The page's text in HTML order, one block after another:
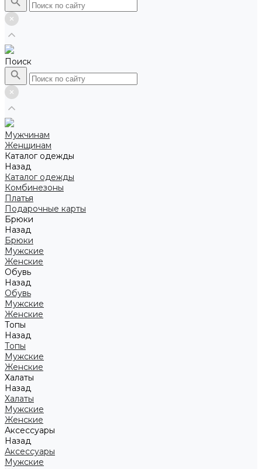
Поиск
Мужчинам
Женщинам
Каталог одежды
Назад
Каталог одежды
Комбинезоны
Платья
Подарочные карты
Брюки
Назад
Брюки
Мужские
Женские
Обувь
Назад
Обувь
Мужские
Женские
Топы
Назад
Топы
Мужские
Женские
Халаты
Назад
Халаты
Мужские
Женские
Аксессуары
Назад
Аксессуары
Мужские